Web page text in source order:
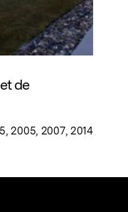
de
2005, 2007, 2014